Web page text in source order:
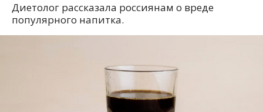
Диетолог рассказала россиянам о вреде
популярного напитка.